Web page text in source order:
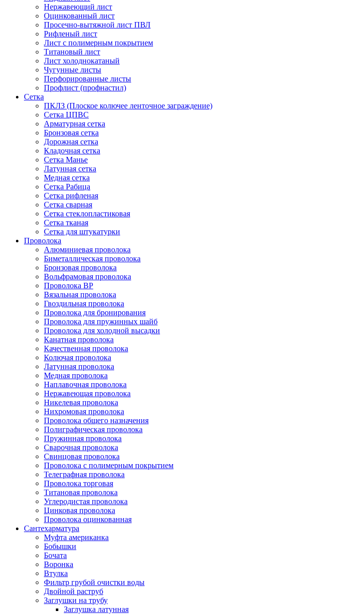
Нержавеющий лист
Оцинкованный лист
Просечно-вытяжной лист ПВЛ
Рифленый лист
Лист с полимерным покрытием
Титановый лист
Лист холоднокатаный
Чугунные листы
Перфорированные листы
Профлист (профнастил)
Сетка
ПКЛЗ (Плоское колючее ленточное заграждение)
Сетка ЦПВС
Арматурная сетка
Бронзовая сетка
Дорожная сетка
Кладочная сетка
Сетка Манье
Латунная сетка
Медная сетка
Сетка Рабица
Сетка рифленая
Сетка сварная
Сетка стеклопластиковая
Сетка тканая
Сетка для штукатурки
Проволока
Алюминиевая проволока
Биметаллическая проволока
Бронзовая проволока
Вольфрамовая проволока
Проволока ВР
Вязальная проволока
Гвоздильная проволока
Проволока для бронирования
Проволока для пружинных шайб
Проволока для холодной высадки
Канатная проволока
Качественная проволока
Колючая проволока
Латунная проволока
Медная проволока
Наплавочная проволока
Нержавеющая проволока
Никелевая проволока
Нихромовая проволока
Проволока общего назначения
Полиграфическая проволока
Пружинная проволока
Сварочная проволока
Свинцовая проволока
Проволока с полимерным покрытием
Телеграфная проволока
Проволока торговая
Титановая проволока
Углеродистая проволока
Цинковая проволока
Проволока оцинкованная
Сантехарматура
Муфта американка
Бобышки
Бочата
Воронка
Втулка
Фильтр грубой очистки воды
Двойной раструб
Заглушки на трубу
Заглушка латунная